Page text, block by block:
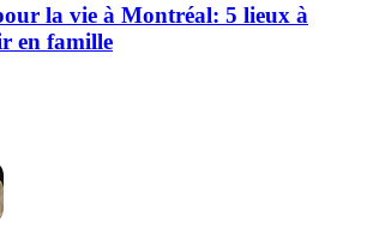
la vie à Montréal: 5 lieux à
en famille